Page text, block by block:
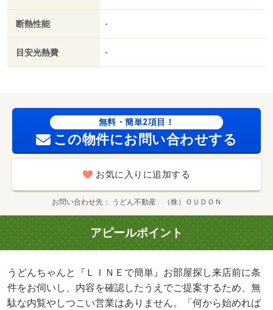
在・うどんちゃんと『ＬＩＮＥで簡単』お部屋探し まず
はＬＩＮＥで条件を入力するだけ。 お部屋探しを、もっ
と気軽に、もっとスムーズに。/クリーニング費用 60000
断熱性能 -
目安光熱費 -
無料・簡単2項目！
この物件にお問い合わせする
お気に入りに追加する
お問い合わせ先 うどん不動産 （株）ＯＵＤＯＮ
アピールポイント
うどんちゃんと『ＬＩＮＥで簡単』お部屋探し来店前に条
件をお伺いし、内容を確認したうえでご提案するため、無
駄な内覧やしつこい営業はありません。「何から始めれば